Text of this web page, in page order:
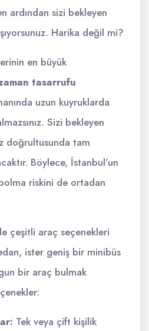
ardından sizi bekleyen
Harika değil mi?
en büyük
tasarrufu
uzun kuyruklarda
Sizi bekleyen
doğrultusunda tam
Böylece, İstanbul’un
riskini de ortadan
çeşitli araç seçenekleri
ister geniş bir minibüs
bir araç bulmak
Tek veya çift kişilik